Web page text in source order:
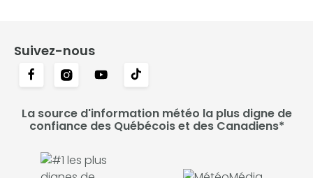
Suivez-nous
La source d'information météo la plus digne de
confiance des Québécois et des Canadiens*